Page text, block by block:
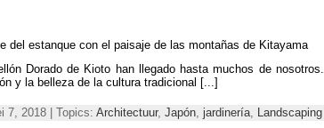
del estanque con el paisaje de las montañas de Kitayama
Dorado de Kioto han llegado hasta muchos de nosotros.
y la belleza de la cultura tradicional [...]
7, 2018 | Topics: Architectuur, Japón, jardinería, Landscaping